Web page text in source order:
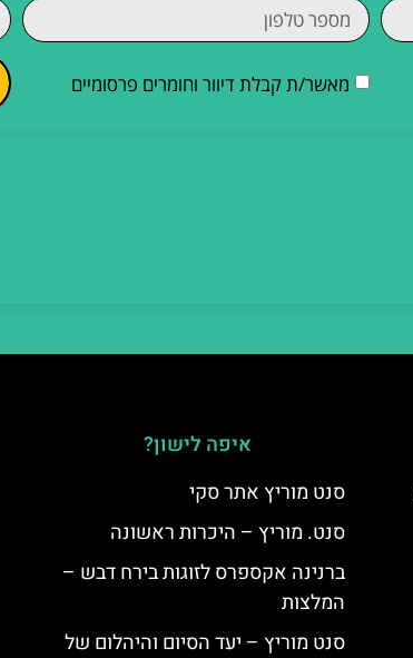
מאשר/ת קבלת דיוור וחומרים פרסומיים
איפה לישון?
סנט מוריץ אתר סקי
סנט. מוריץ – היכרות ראשונה
ברנינה אקספרס לזוגות בירח דבש –
המלצות
סנט מוריץ – יעד הסיום והיהלום של